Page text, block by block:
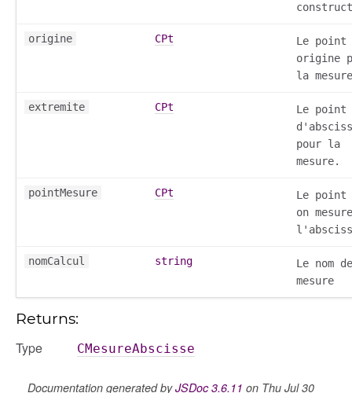
origine CPt
Le point
origine
la
extremite CPt
Le point
pour la
mesure.
pointMesure CPt
Le point
on mesure
nomCalcul string
Le nom
mesure
Returns:
Type CMesureAbscisse
Documentation generated byJSDoc 3.6.11 on Thu Jul 30